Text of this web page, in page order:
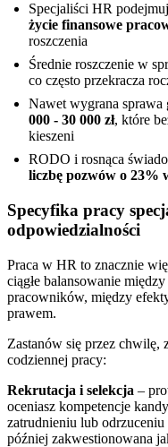
Specjaliści HR
życie finansowe
roszczenia
Średnie roszczenie w
co często przekracza
Nawet wygrana sprawa
000 - 30 000 zł, które
kieszeni
RODO i rosnąca
liczbę pozwów o 23%
Specyfika pracy
odpowiedzialności
Praca w HR to znacznie
ciągłe balansowanie
pracowników, między
prawem.
Zastanów się przez chwilę,
codziennej pracy:
Rekrutacja i selekcja –
oceniasz kompetencje
zatrudnieniu lub
później zakwestionowana